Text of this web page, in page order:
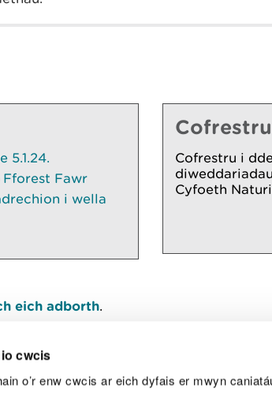
cwcis
o’r enw cwcis ar eich dyfais er mwyn
5.1.24.
Fawr
i wella
Cofrestru i
Cyfoeth
eich adborth.